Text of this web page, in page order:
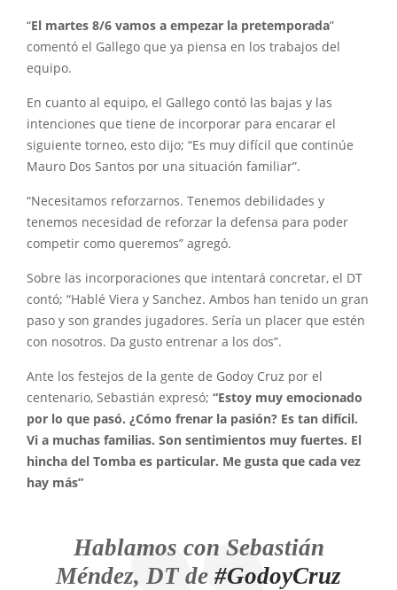
“El martes 8/6 vamos a empezar la pretemporada”
comentó el Gallego que ya piensa en los trabajos del
equipo.
En cuanto al equipo, el Gallego contó las bajas y las
intenciones que tiene de incorporar para encarar el
siguiente torneo, esto dijo; “Es muy difícil que continúe
Mauro Dos Santos por una situación familiar”.
“Necesitamos reforzarnos. Tenemos debilidades y
tenemos necesidad de reforzar la defensa para poder
competir como queremos” agregó.
Sobre las incorporaciones que intentará concretar, el DT
contó; “Hablé Viera y Sanchez. Ambos han tenido un gran
paso y son grandes jugadores. Sería un placer que estén
con nosotros. Da gusto entrenar a los dos”.
Ante los festejos de la gente de Godoy Cruz por el
centenario, Sebastián expresó; “Estoy muy emocionado
por lo que pasó. ¿Cómo frenar la pasión? Es tan difícil.
Vi a muchas familias. Son sentimientos muy fuertes. El
hincha del Tomba es particular. Me gusta que cada vez
hay más”
Hablamos con Sebastián
Méndez, DT de #GodoyCruz